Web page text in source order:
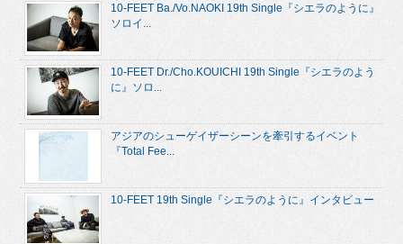
10-FEET Ba./Vo.NAOKI 19th Single『シエラのように』
ソロイ...
10-FEET Dr./Cho.KOUICHI 19th Single『シエラのよう
に』ソロ...
アジアのシューゲイザーシーンを牽引するイベント
『Total Fee...
10-FEET 19th Single『シエラのように』インタビュー